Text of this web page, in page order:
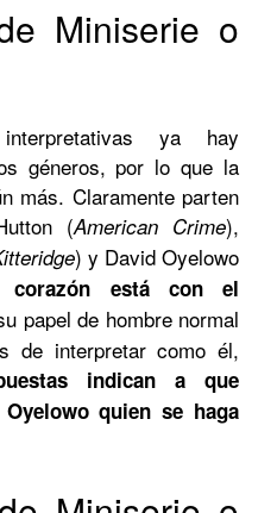
Miniserie o
ya hay
géneros, por lo que la
más. Claramente parten
(American Crime),
) y David Oyelowo
corazón está con el
papel de hombre normal
de interpretar como él,
indican a que
quien se haga